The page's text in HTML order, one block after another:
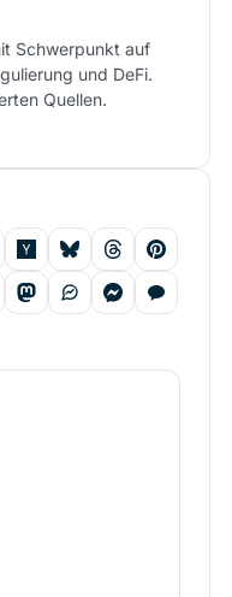
Schwerpunkt auf
und DeFi.
Quellen.